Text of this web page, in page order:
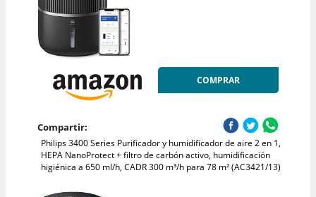
COMPRAR
Compartir:
Philips 3400 Series Purificador y humidificador de aire 2 en 1,
HEPA NanoProtect + filtro de carbón activo, humidificación
higiénica a 650 ml/h, CADR 300 m³/h para 78 m² (AC3421/13)